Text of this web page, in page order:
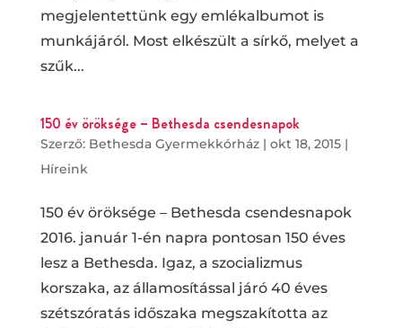
megjelentettünk egy emlékalbumot is
munkájáról. Most elkészült a sírkő, melyet a
szűk...
150 év öröksége – Bethesda csendesnapok
Szerző: Bethesda Gyermekkórház| okt 18, 2015|
Híreink
150 év öröksége – Bethesda csendesnapok
2016. január 1-én napra pontosan 150 éves
lesz a Bethesda. Igaz, a szocializmus
korszaka, az államosítással járó 40 éves
szétszóratás időszaka megszakította az